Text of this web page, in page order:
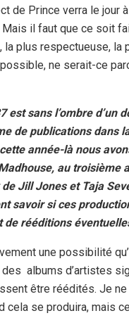
de Prince verra le jour à
il faut que ce soit
la plus respectueuse, la
ne serait-ce
est sans l’ombre d’un
de publications dans
année-là nous
au troisième
de Jill Jones et Taja
savoir si ces
de rééditions
une possibilité
albums d’artistes
être réédités. Je
cela se produira, mais